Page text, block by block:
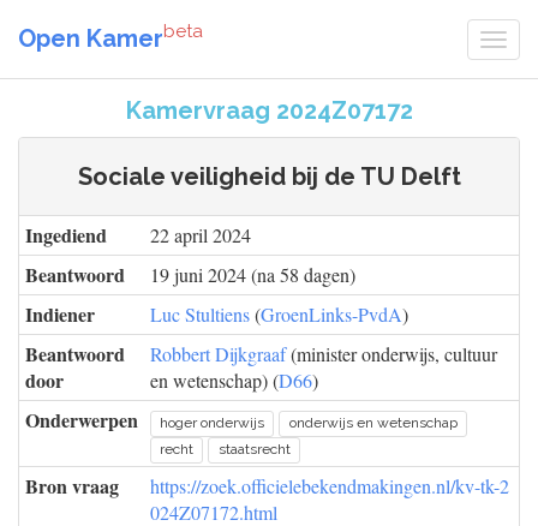
Open Kamerbeta
Kamervraag 2024Z07172
Sociale veiligheid bij de TU Delft
Ingediend 22 april 2024
Beantwoord 19 juni 2024 (na 58 dagen)
Indiener Luc Stultiens(GroenLinks-PvdA)
Beantwoord
door
Robbert Dijkgraaf(minister onderwijs, cultuur
en wetenschap) (D66)
Onderwerpen hoger onderwijs
onderwijs en wetenschap
recht
staatsrecht
Bron vraag
https://zoek.officielebekendmakingen.nl/kv-tk-2
024Z07172.html